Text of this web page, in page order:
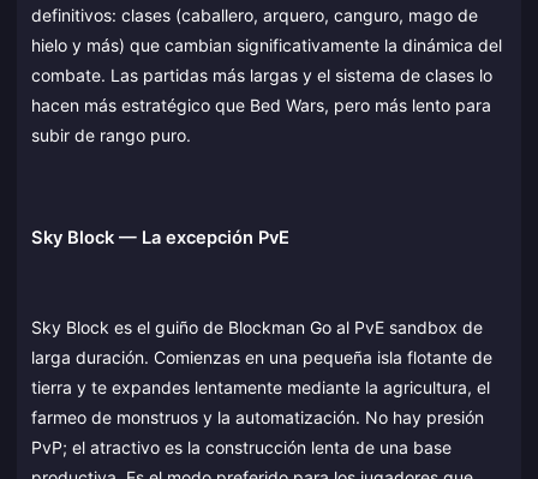
definitivos: clases (caballero, arquero, canguro, mago de
hielo y más) que cambian significativamente la dinámica del
combate. Las partidas más largas y el sistema de clases lo
hacen más estratégico que Bed Wars, pero más lento para
subir de rango puro.
Sky Block — La excepción PvE
Sky Block es el guiño de Blockman Go al PvE sandbox de
larga duración. Comienzas en una pequeña isla flotante de
tierra y te expandes lentamente mediante la agricultura, el
farmeo de monstruos y la automatización. No hay presión
PvP; el atractivo es la construcción lenta de una base